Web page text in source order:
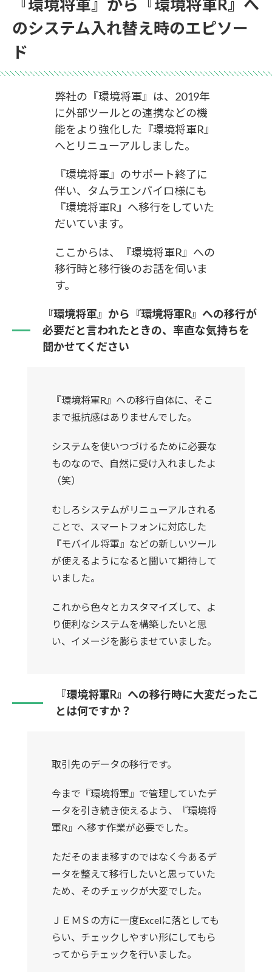
『環境将軍』から『環境将軍R』へ
のシステム入れ替え時のエピソー
ド
弊社の『環境将軍』は、2019年
に外部ツールとの連携などの機
能をより強化した『環境将軍R』
へとリニューアルしました。
『環境将軍』のサポート終了に
伴い、タムラエンバイロ様にも
『環境将軍R』へ移行をしていた
だいています。
ここからは、『環境将軍R』への
移行時と移行後のお話を伺いま
す。
『環境将軍』から『環境将軍R』への移行が
必要だと言われたときの、率直な気持ちを
聞かせてください
『環境将軍R』への移行自体に、そこ
まで抵抗感はありませんでした。
システムを使いつづけるために必要な
ものなので、自然に受け入れましたよ
（笑）
むしろシステムがリニューアルされる
ことで、スマートフォンに対応した
『モバイル将軍』などの新しいツール
が使えるようになると聞いて期待して
いました。
これから色々とカスタマイズして、よ
り便利なシステムを構築したいと思
い、イメージを膨らませていました。
『環境将軍R』への移行時に大変だったこ
とは何ですか？
取引先のデータの移行です。
今まで『環境将軍』で管理していたデ
ータを引き続き使えるよう、『環境将
軍R』へ移す作業が必要でした。
ただそのまま移すのではなく今あるデ
ータを整えて移行したいと思っていた
ため、そのチェックが大変でした。
ＪＥＭＳの方に一度Excelに落としても
らい、チェックしやすい形にしてもら
ってからチェックを行いました。